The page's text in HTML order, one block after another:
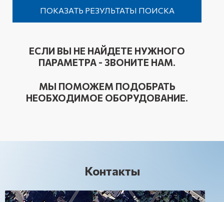
ЕСЛИ ВЫ НЕ НАЙДЕТЕ НУЖНОГО
ПАРАМЕТРА - ЗВОНИТЕ НАМ.
МЫ ПОМОЖЕМ ПОДОБРАТЬ
НЕОБХОДИМОЕ ОБОРУДОВАНИЕ.
Контакты